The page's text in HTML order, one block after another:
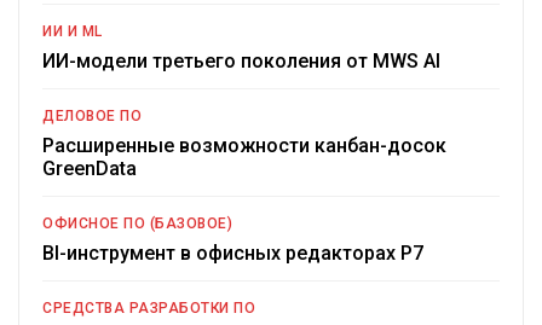
ИИ И ML
ИИ-модели третьего поколения от MWS AI
ДЕЛОВОЕ ПО
Расширенные возможности канбан-досок
GreenData
ОФИСНОЕ ПО (БАЗОВОЕ)
BI-инструмент в офисных редакторах Р7
СРЕДСТВА РАЗРАБОТКИ ПО